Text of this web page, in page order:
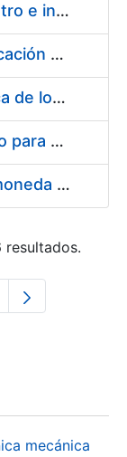
Acuerdo marco para el suministro e instalación de persianas, estores y otros complementos
Servicio de Calibración y Verificación Externa de los Equipos de Medición del Servicio de Prevención de la FNMT-RCM
Conexión mediante Fibra Óptica de los Centros de Proceso de Datos (CPDs) de las sedes de la FNMT-RCM de Burgos y Madrid
Contratación de acuerdo marco para el Suministro de Material de Electricidad para la Fábrica Nacional de Moneda y Timbre-Real Casa de la Moneda en su centro de trabajo de Burgos
Suministro de estuches para moneda de 30 €
resultados.
intermedias Use
mecánica